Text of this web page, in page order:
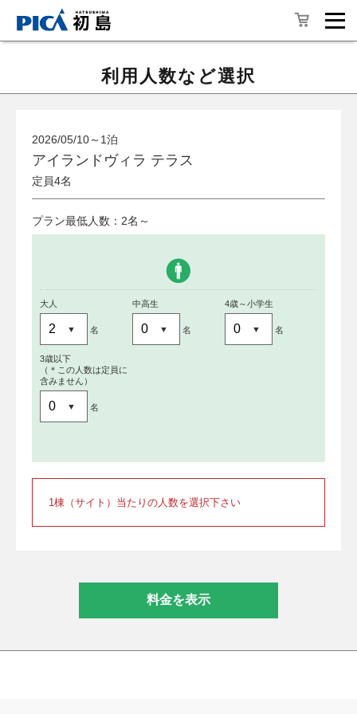
利用人数など選択
2026/05/10～1泊
アイランドヴィラ テラス
定員4名
プラン最低人数：2名～
大人
名
中高生
名
4歳～小学生
名
3歳以下
（＊この人数は定員に
含みません）
名
1棟（サイト）当たりの人数を選択下さい
料金を表示